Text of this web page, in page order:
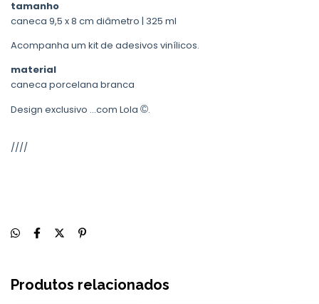
tamanho
caneca 9,5 x 8 cm diâmetro | 325 ml
Acompanha um kit de adesivos vinílicos.
material
caneca porcelana branca
Design exclusivo ...com Lola ©.
////
Produtos relacionados